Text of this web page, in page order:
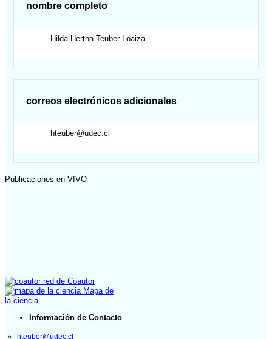
nombre completo
Hilda Hertha Teuber Loaiza
correos electrónicos adicionales
hteuber@udec.cl
Publicaciones en VIVO
red de Coautor
Mapa de
la ciencia
Información de Contacto
hteuber@udec.cl